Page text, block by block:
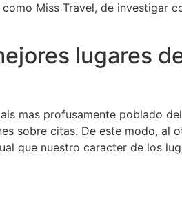
Miss Travel, de investigar
lugares
mas profusamente poblado
sobre citas. De este modo, al
que nuestro caracter de los